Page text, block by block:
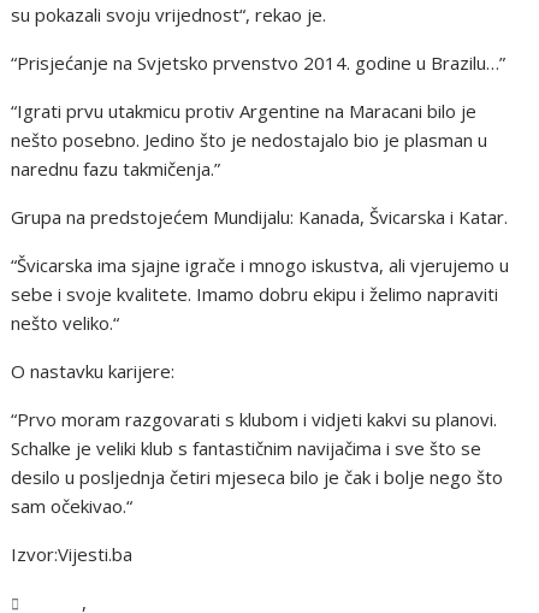
su pokazali svoju vrijednost“, rekao je.
“Prisjećanje na Svjetsko prvenstvo 2014. godine u Brazilu…”
“Igrati prvu utakmicu protiv Argentine na Maracani bilo je
nešto posebno. Jedino što je nedostajalo bio je plasman u
narednu fazu takmičenja.”
Grupa na predstojećem Mundijalu: Kanada, Švicarska i Katar.
“Švicarska ima sjajne igrače i mnogo iskustva, ali vjerujemo u
sebe i svoje kvalitete. Imamo dobru ekipu i želimo napraviti
nešto veliko.“
O nastavku karijere:
“Prvo moram razgovarati s klubom i vidjeti kakvi su planovi.
Schalke je veliki klub s fantastičnim navijačima i sve što se
desilo u posljednja četiri mjeseca bilo je čak i bolje nego što
sam očekivao.“
Izvor:Vijesti.ba
,